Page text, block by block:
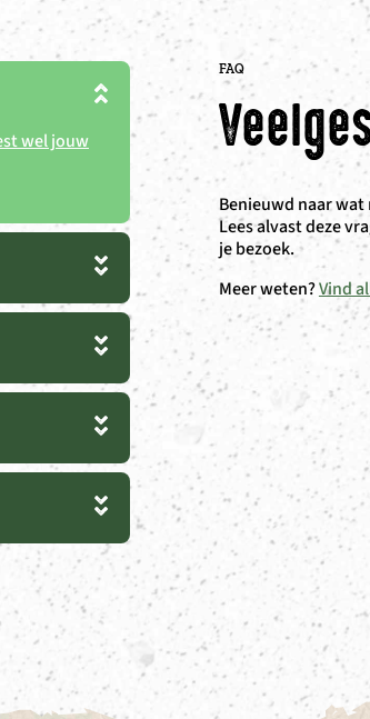
wel jouw
FAQ
Benieuwd naar
Lees alvast deze
je bezoek.
Meer weten?Vind